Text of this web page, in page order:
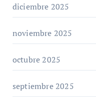
diciembre 2025
noviembre 2025
octubre 2025
septiembre 2025